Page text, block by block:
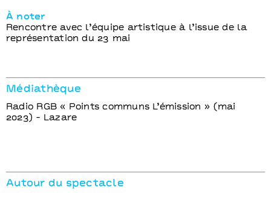
À noter
Rencontre avec l’équipe artistique à l’issue de la
représentation du 23 mai
Médiathèque
Radio RGB « Points communs L’émission » (mai
2023) - Lazare
Autour du spectacle